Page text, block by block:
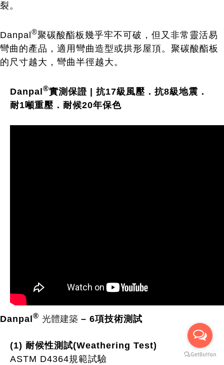
裂。
Danpal ®聚碳酸酯板幾乎牢不可破，但又非常靈活易
彎曲的產品，適用彎曲造型或拱形屋頂。聚碳酸酯板
的尺寸越大，彎曲半徑越大。
Danpal ®實測 保證 | 抗17級風壓．抗8級地震．
耐1噸重壓． 耐候20年保色
Danpal ® 光體建築 – 6項技術測試
(1) 耐候性測試(Weathering Test)
ASTM D4364規範試驗